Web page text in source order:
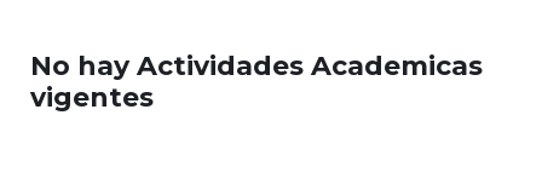
No hay Actividades Academicas
vigentes